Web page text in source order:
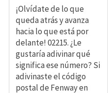
¡Olvídate de lo que
queda atrás y avanza
hacia lo que está por
delante! 02215. ¿Le
gustaría adivinar qué
significa ese número? Si
adivinaste el código
postal de Fenway en